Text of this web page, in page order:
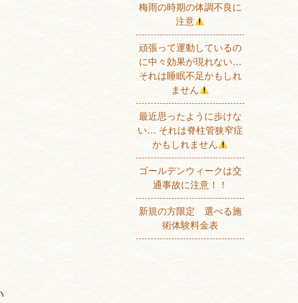
梅雨の時期の体調不良に
注意
頑張って運動しているの
に中々効果が現れない…
それは睡眠不足かもしれ
ません
最近思ったように歩けな
い… それは脊柱管狭窄症
かもしれません
ゴールデンウィークは交
通事故に注意！！
新規の方限定 選べる施
術体験料金表